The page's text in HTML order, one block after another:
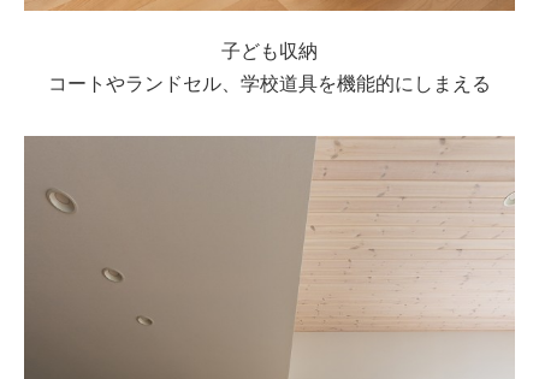
子ども収納
コートやランドセル、学校道具を機能的にしまえる